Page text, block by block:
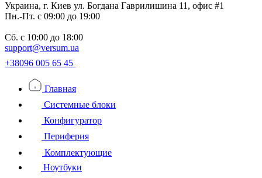
Украина, г. Киев ул. Богдана Гаврилишина 11, офис #1
Пн.-Пт. с 09:00 до 19:00
Сб. с 10:00 до 18:00
support@versum.ua
+38096 005 65 45
Главная
Системные блоки
Конфигуратор
Периферия
Комплектующие
Ноутбуки